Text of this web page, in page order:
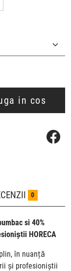
in cos
0
si 40%
HORECA
în nuanță
și profesioniștii